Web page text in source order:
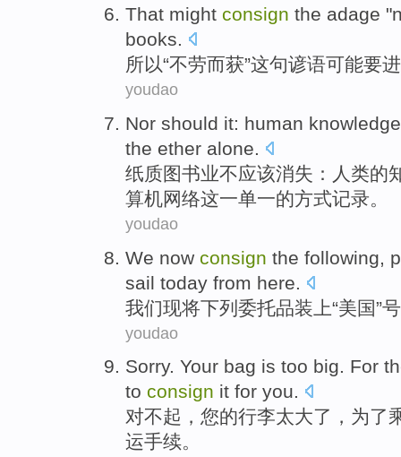
That might consign the adage
books.
所以“不劳而获”这句谚语可能要
youdao
Nor should it: human knowledge
the ether alone.
纸质图书业不应该消失： 人类的
算机网络这一单一的方式记录。
youdao
We now consign the following ,
sail today from here
我们现将下列 委托品装上“美国”号
youdao
Sorry. Your bag is too big. For
to consign it for you.
对不起 ， 您的行李太大了， 为了
运手续。